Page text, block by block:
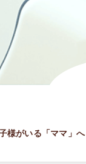
様がいる「ママ」へ